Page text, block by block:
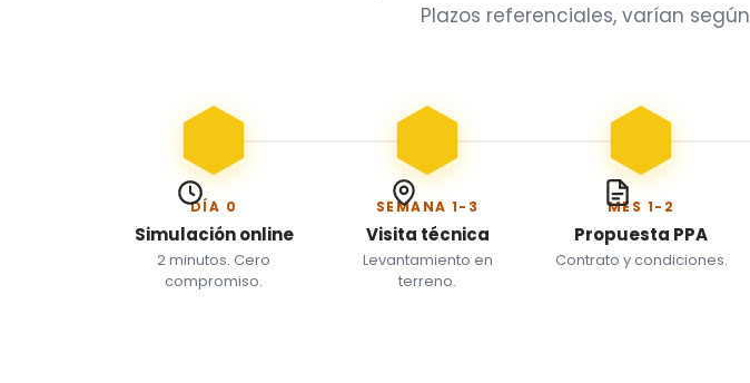
Plazos referenciales, varían
DÍA 0
Simulación online
2 minutos. Cero
compromiso.
SEMANA 1-3
Visita técnica
Levantamiento en
terreno.
MES 1-2
Propuesta PPA
Contrato y condiciones.